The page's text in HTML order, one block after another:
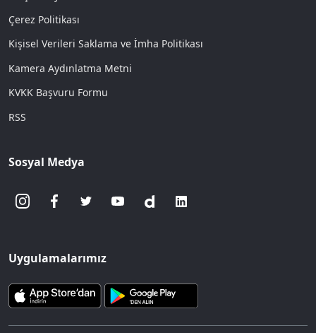
Çerez Politikası
Kişisel Verileri Saklama ve İmha Politikası
Kamera Aydınlatma Metni
KVKK Başvuru Formu
RSS
Sosyal Medya
Uygulamalarımız